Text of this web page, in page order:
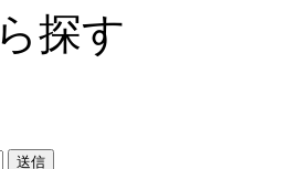
探す